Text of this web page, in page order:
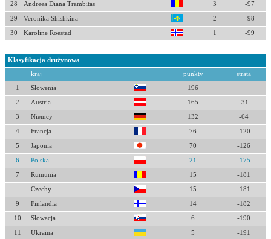
28 Andreea Diana Trambitas 3 -97
29 Veronika Shishkina 2 -98
30 Karoline Roestad 1 -99
Klasyfikacja drużynowa
kraj punkty strata
1 Słowenia 196
2 Austria 165 -31
3 Niemcy 132 -64
4 Francja 76 -120
5 Japonia 70 -126
6 Polska 21 -175
7 Rumunia 15 -181
Czechy 15 -181
9 Finlandia 14 -182
10 Słowacja 6 -190
11 Ukraina 5 -191